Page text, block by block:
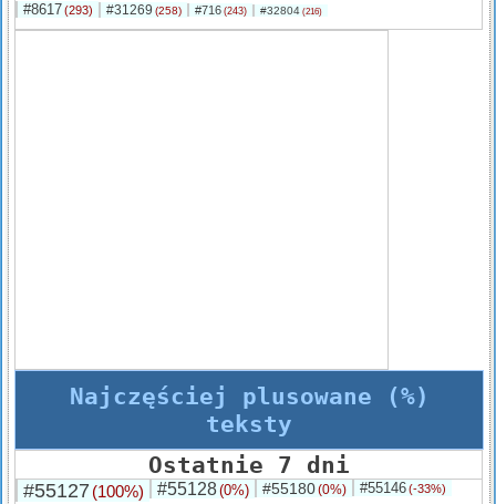
#8617(293) #31269 (258) #716 (243) #32804 (216)
Najczęściej plusowane (%)
teksty
Ostatnie 7 dni
#55127 (100%) #55128(0%) #55180(0%) #55146(-33%)